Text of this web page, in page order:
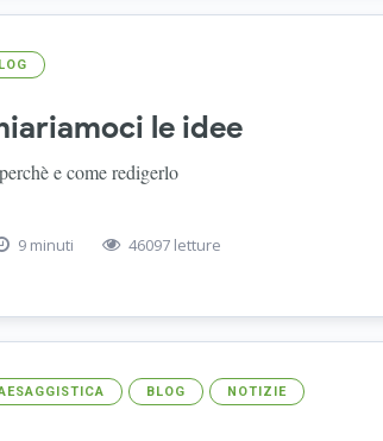
le idee
e come redigerlo
9 minuti 46097 letture
BLOG NOTIZIE